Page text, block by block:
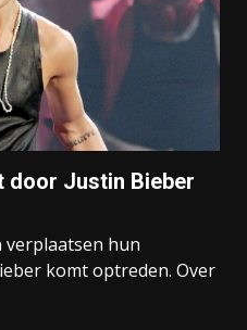
door Justin Bieber
hun
komt optreden. Over